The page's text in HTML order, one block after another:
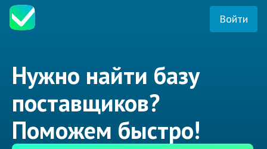
Войти
Нужно найти базу
поставщиков?
Поможем быстро!